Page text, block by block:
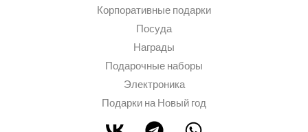
Корпоративные подарки
Посуда
Награды
Подарочные наборы
Электроника
Подарки на Новый год